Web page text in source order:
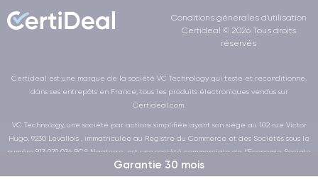
Garantie 30 mois
Conditions générales d'utilisation
Certideal © 2026 Tous droits
réservés
Certideal est une marque de la société VC Technology qui teste et reconditionne,
dans ses entrepôts en France, tous les produits électroniques vendus sur
Certideal.com.
VC Technology, une société par actions simplifiée ayant son siège au 102 rue Victor
Hugo, 9230 Levallois , immatriculée au Registre du Commerce et des Sociétés sous le
numéro 813 979 036 RCS Nanterre, est une société commerciale de l’Economie Sociale
et Solidaire au sens de la loi de la LOI n° 2014-856 du 31 juillet 2014